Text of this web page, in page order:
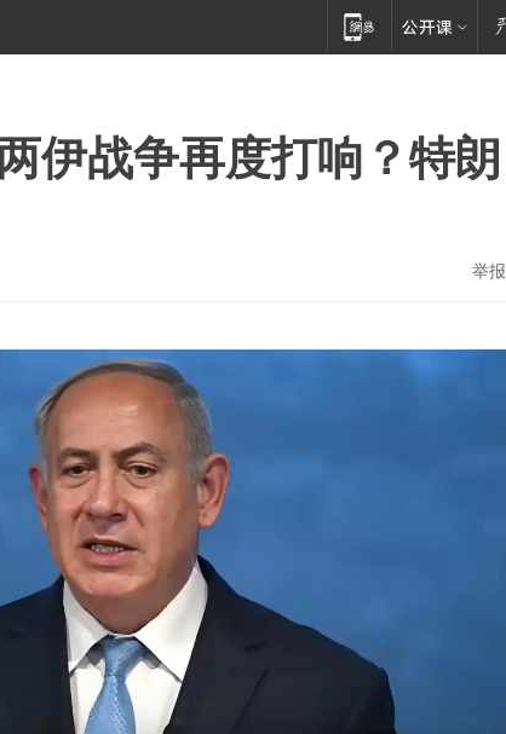
伊战争再度打响？特朗
举报